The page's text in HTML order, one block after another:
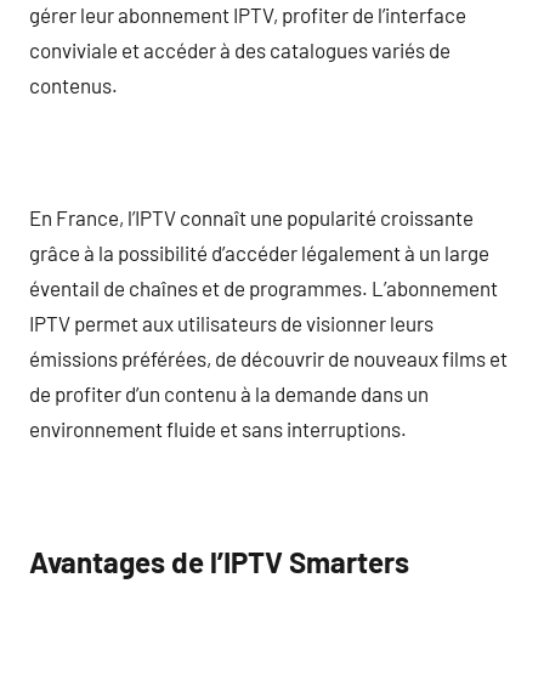
gérer leur abonnement IPTV, profiter de l’interface
conviviale et accéder à des catalogues variés de
contenus.
En France, l’IPTV connaît une popularité croissante
grâce à la possibilité d’accéder légalement à un large
éventail de chaînes et de programmes. L’abonnement
IPTV permet aux utilisateurs de visionner leurs
émissions préférées, de découvrir de nouveaux films et
de profiter d’un contenu à la demande dans un
environnement fluide et sans interruptions.
Avantages de l’IPTV Smarters